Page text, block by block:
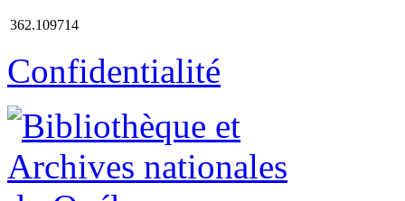
362.109714
Confidentialité